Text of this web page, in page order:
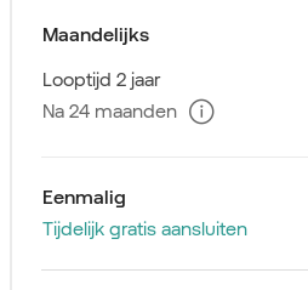
Maandelijks
Looptijd 2 jaar
Na 24 maanden
Eenmalig
Tijdelijk gratis aansluiten